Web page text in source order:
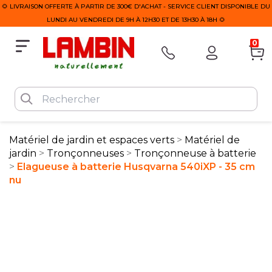
🌻 LIVRAISON OFFERTE À PARTIR DE 300€ D'ACHAT - SERVICE CLIENT DISPONIBLE DU
LUNDI AU VENDREDI DE 9H À 12H30 ET DE 13H30 À 18H 🌻
0
Matériel de jardin et espaces verts
Matériel de
jardin
Tronçonneuses
Tronçonneuse à batterie
Elagueuse à batterie Husqvarna 540iXP - 35 cm
nu